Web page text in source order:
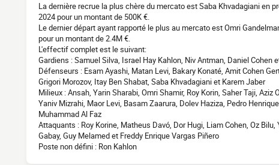
La dernière recrue la plus chère du mercato est Saba Khvadagiani en
2024 pour un montant de 500K €.
Le dernier départ ayant rapporté le plus au mercato est Omri
pour un montant de 2.4M €.
L'effectif complet est le suivant:
Gardiens : Samuel Silva, Israel Hay Kahlon, Niv Antman, Daniel Cohen
Défenseurs : Esam Ayashi, Matan Levi, Bakary Konaté, Amit Cohen
Grigori Morozov, Itay Ben Shabat, Saba Khvadagiani et Karem Jaber
Milieux : Ansah, Yarin Sharabi, Omri Shamir, Roy Korin, Saher Taji, Aziz
Yaniv Mizrahi, Maor Levi, Basam Zaarura, Dolev Haziza, Pedro
Muhammad Al Faz
Attaquants : Roy Korine, Matheus Davó, Dor Hugi, Liam Cohen, Oz
Gabay, Guy Melamed et Freddy Enrique Vargas Piñero
Poste non défini : Ron Kahlon